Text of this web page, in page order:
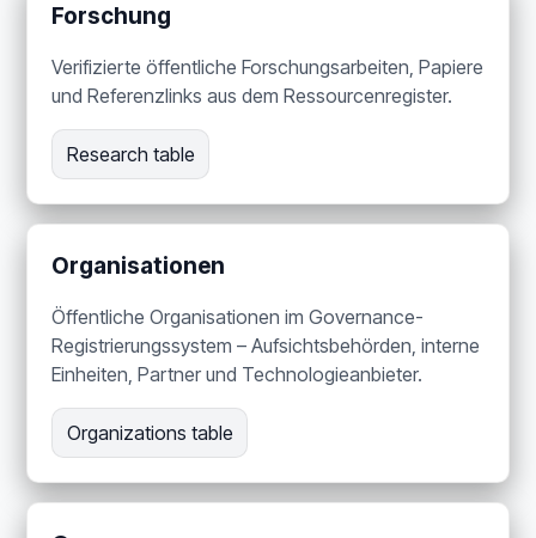
Forschung
Verifizierte öffentliche Forschungsarbeiten, Papiere
und Referenzlinks aus dem Ressourcenregister.
Research table
Organisationen
Öffentliche Organisationen im Governance-
Registrierungssystem – Aufsichtsbehörden, interne
Einheiten, Partner und Technologieanbieter.
Organizations table